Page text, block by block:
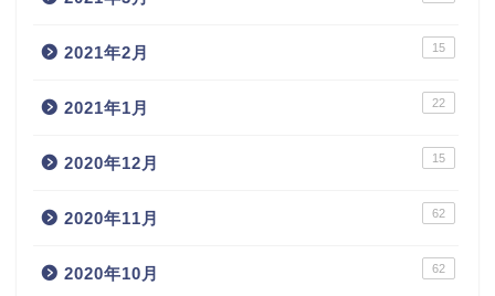
2021年2月 15
2021年1月 22
2020年12月 15
2020年11月 62
2020年10月 62